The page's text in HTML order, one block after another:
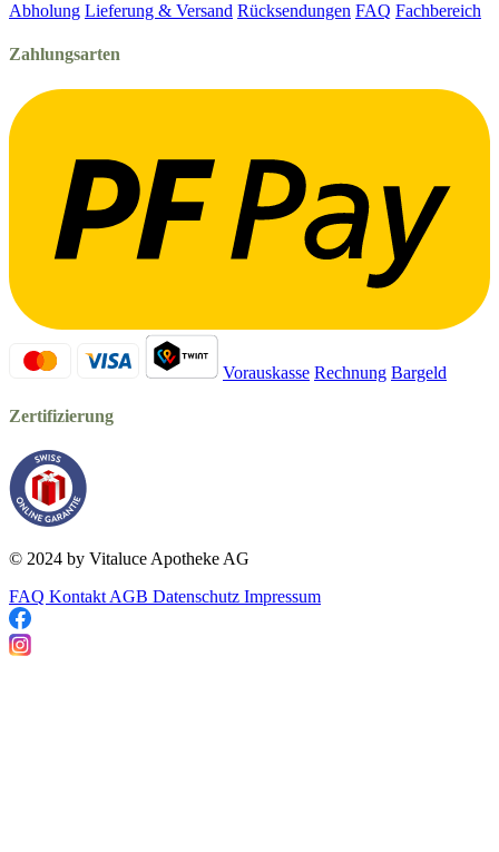
Abholung Lieferung & Versand Rücksendungen FAQ Fachbereich
Zahlungsarten
Vorauskasse Rechnung Bargeld
Zertifizierung
© 2024 by Vitaluce Apotheke AG
FAQ Kontakt AGB Datenschutz Impressum